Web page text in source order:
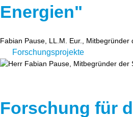
Energien"
Fabian Pause, LL.M. Eur., Mitbegründer
Forschungsprojekte
Forschung für